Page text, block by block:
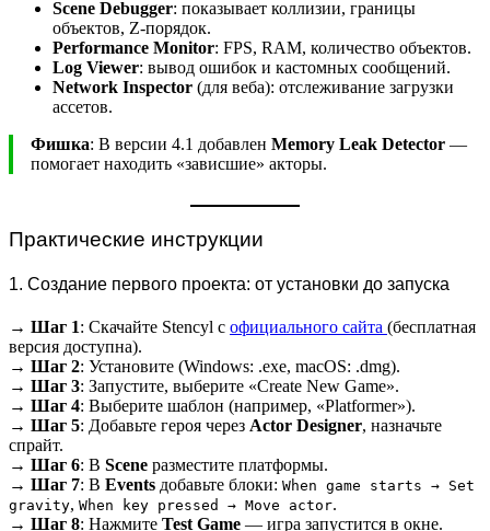
Scene Debugger: показывает коллизии, границы
объектов, Z-порядок.
Performance Monitor: FPS, RAM, количество объектов.
Log Viewer: вывод ошибок и кастомных сообщений.
Network Inspector (для веба): отслеживание загрузки
ассетов.
Фишка: В версии 4.1 добавлен Memory Leak Detector —
помогает находить «зависшие» акторы.
Практические инструкции
1. Создание первого проекта: от установки до запуска
→ Шаг 1: Скачайте Stencyl с официального сайта (бесплатная
версия доступна).
→ Шаг 2: Установите (Windows: .exe, macOS: .dmg).
→ Шаг 3: Запустите, выберите «Create New Game».
→ Шаг 4: Выберите шаблон (например, «Platformer»).
→ Шаг 5: Добавьте героя через Actor Designer, назначьте
спрайт.
→ Шаг 6: В Scene разместите платформы.
→ Шаг 7: В Events добавьте блоки: When game starts → Set
gravity, When key pressed → Move actor.
→ Шаг 8: Нажмите Test Game — игра запустится в окне.